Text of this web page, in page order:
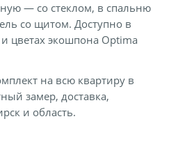
— со стеклом, в спальню
со щитом. Доступно в
цветах экошпона Optima
на всю квартиру в
замер, доставка,
и область.